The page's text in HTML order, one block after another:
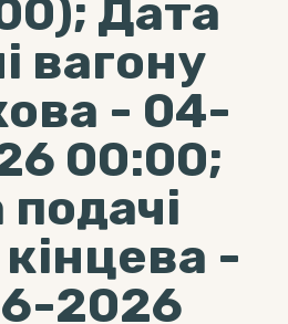
Дата
вагону
- 04-
00:00;
-
2026